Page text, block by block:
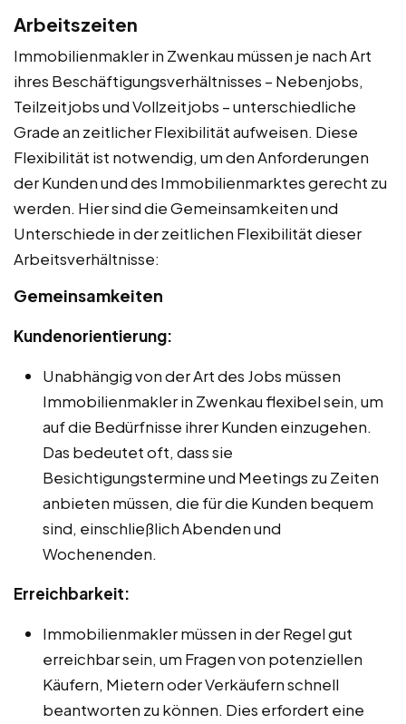
Arbeitszeiten
Immobilienmakler in Zwenkau müssen je nach Art
ihres Beschäftigungsverhältnisses – Nebenjobs,
Teilzeitjobs und Vollzeitjobs – unterschiedliche
Grade an zeitlicher Flexibilität aufweisen. Diese
Flexibilität ist notwendig, um den Anforderungen
der Kunden und des Immobilienmarktes gerecht zu
werden. Hier sind die Gemeinsamkeiten und
Unterschiede in der zeitlichen Flexibilität dieser
Arbeitsverhältnisse:
Gemeinsamkeiten
Kundenorientierung:
Unabhängig von der Art des Jobs müssen
Immobilienmakler in Zwenkau flexibel sein, um
auf die Bedürfnisse ihrer Kunden einzugehen.
Das bedeutet oft, dass sie
Besichtigungstermine und Meetings zu Zeiten
anbieten müssen, die für die Kunden bequem
sind, einschließlich Abenden und
Wochenenden.
Erreichbarkeit:
Immobilienmakler müssen in der Regel gut
erreichbar sein, um Fragen von potenziellen
Käufern, Mietern oder Verkäufern schnell
beantworten zu können. Dies erfordert eine